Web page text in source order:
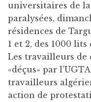
universitaires de
paralysées,
résidences de
1 et 2, des 1000
Les travailleurs de
«déçus» par
travailleurs
action de